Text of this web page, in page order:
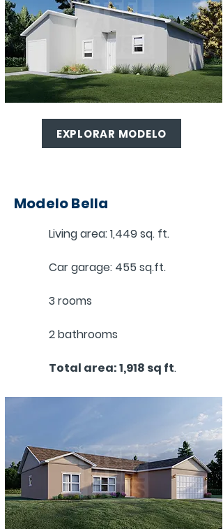
EXPLORAR MODELO
Modelo Bella
Living area: 1,449 sq. ft.
Car garage: 455 sq.ft.
3 rooms
2 bathrooms
Total area: 1,918 sq ft.